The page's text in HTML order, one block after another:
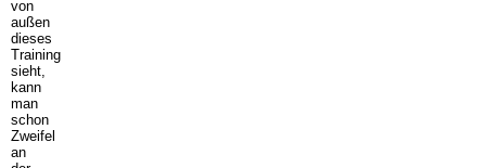
von
außen
dieses
Training
sieht,
kann
man
schon
Zweifel
an